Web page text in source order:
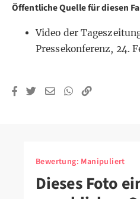
Öffentliche Quelle für diesen
Video der
Pressekonferenz, 24.
Bewertung: Manipuliert
Dieses Foto